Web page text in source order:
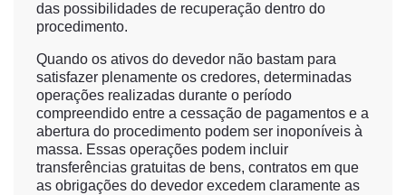
das possibilidades de recuperação dentro do
procedimento.
Quando os ativos do devedor não bastam para
satisfazer plenamente os credores, determinadas
operações realizadas durante o período
compreendido entre a cessação de pagamentos e a
abertura do procedimento podem ser inoponíveis à
massa. Essas operações podem incluir
transferências gratuitas de bens, contratos em que
as obrigações do devedor excedem claramente as